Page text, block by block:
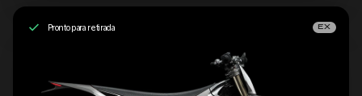
Pronto para retirada EX